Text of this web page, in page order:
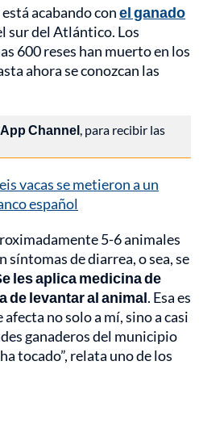
acabando conel ganado
sur del Atlántico. Los
600 reses han muerto en los
ahora se conozcan las
Channel , para recibir las
vacas se metieron a un
español
5-6 animales
síntomas de diarrea, o sea, se
les aplica medicina de
de levantar al animal. Esa es
no solo a mí, sino a casi
ganaderos del municipio
tocado”, relata uno de los